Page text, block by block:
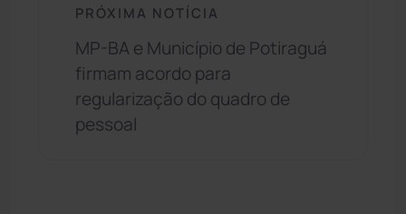
PRÓXIMA NOTÍCIA
MP-BA e Município de Potiraguá
firmam acordo para
regularização do quadro de
pessoal